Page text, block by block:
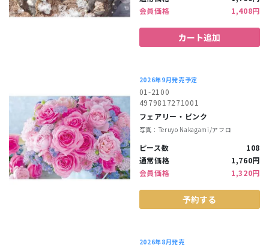
会員価格
1,408円
カート追加
2026年9月発売予定
01-2100
4979817271001
フェアリー・ピンク
写真：Teruyo Nakagami/アフロ
ピース数
108
通常価格
1,760円
会員価格
1,320円
予約する
2026年8月発売